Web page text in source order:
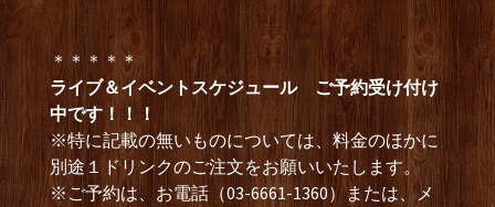
＊＊＊＊＊
ライブ＆イベントスケジュール ご予約受け付け
中です！！！
※特に記載の無いものについては、料金のほかに
別途１ドリンクのご注文をお願いいたします。
※ご予約は、お電話（03-6661-1360）または、メ